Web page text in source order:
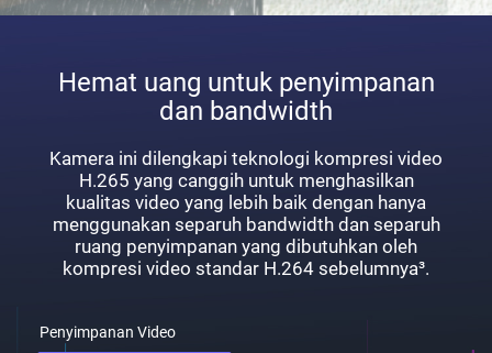
Hemat uang untuk penyimpanan
dan bandwidth
Kamera ini dilengkapi teknologi kompresi video
H.265 yang canggih untuk menghasilkan
kualitas video yang lebih baik dengan hanya
menggunakan separuh bandwidth dan separuh
ruang penyimpanan yang dibutuhkan oleh
kompresi video standar H.264 sebelumnya³.
Penyimpanan Video